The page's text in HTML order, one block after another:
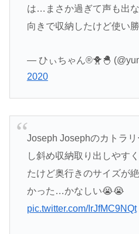
は…まさか過ぎて声も出
向きで収納したけど使い
— ひぃちゃん®🐥🐣
2020
Joseph Josephのカトラ
し斜め収納取り出しやす
たけど奥行きのサイズが
かった…かなしい😭😭
pic.twitter.com/IrJfMC9NQt